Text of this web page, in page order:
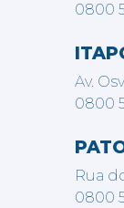
0800
Av.
0800
Rua
0800